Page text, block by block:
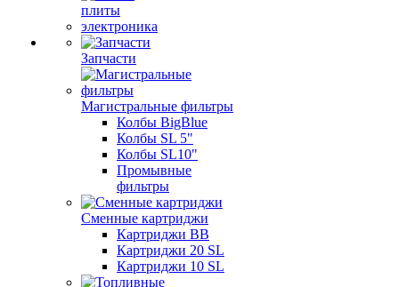
плиты
электроника
Запчасти
Магистральные фильтры
Колбы BigBlue
Колбы SL 5"
Колбы SL10"
Промывные
фильтры
Сменные картриджи
Картриджи BB
Картриджи 20 SL
Картриджи 10 SL